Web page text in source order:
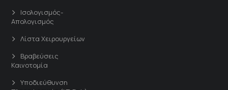
Ισολογισμός-
Απολογισμός
Λίστα Χειρουργείων
Βραβεύσεις
Καινοτομία
Υποδιεύθυνση